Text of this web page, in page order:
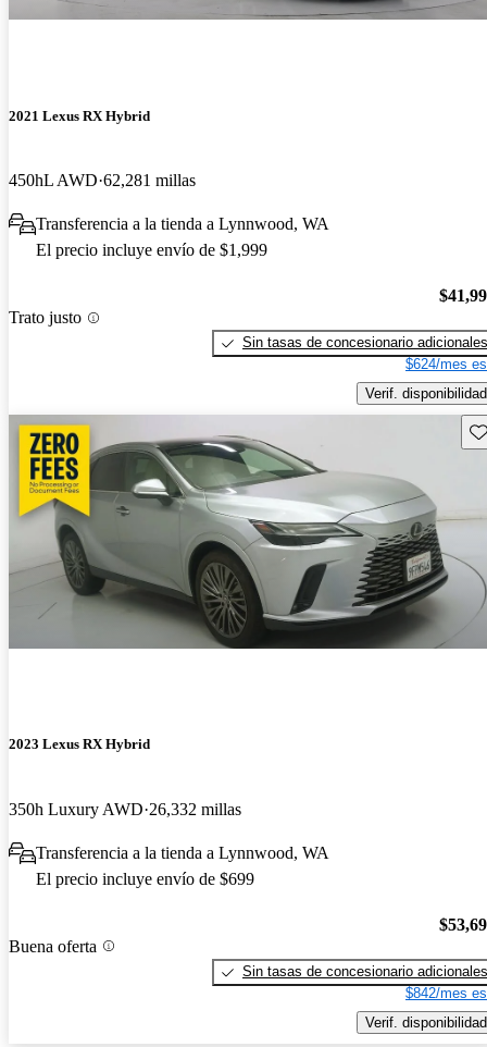
2021 Lexus RX Hybrid
450hL AWD 62,281 millas
Transferencia a la tienda a Lynnwood, WA
El precio incluye envío de $1,999
Trato justo
Sin tasas de concesionario adicionales
$624/mes
Verif. disponibilidad
2023 Lexus RX Hybrid
350h Luxury AWD 26,332 millas
Transferencia a la tienda a Lynnwood, WA
El precio incluye envío de $699
Buena oferta
Sin tasas de concesionario adicionales
$842/mes
Verif. disponibilidad